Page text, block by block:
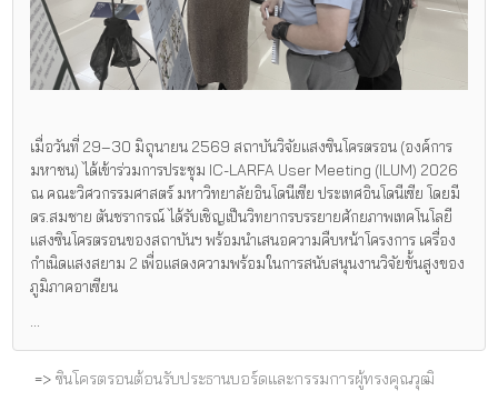
เมื่อวันที่ 29–30 มิถุนายน 2569 สถาบันวิจัยแสงซินโครตรอน (องค์การ
มหาชน) ได้เข้าร่วมการประชุม IC-LARFA User Meeting (ILUM) 2026
ณ คณะวิศวกรรมศาสตร์ มหาวิทยาลัยอินโดนีเซีย ประเทศอินโดนีเซีย โดยมี
ดร.สมชาย ตันชรากรณ์ ได้รับเชิญเป็นวิทยากรบรรยายศักยภาพเทคโนโลยี
แสงซินโครตรอนของสถาบันฯ พร้อมนำเสนอความคืบหน้าโครงการ เครื่อง
กำเนิดแสงสยาม 2 เพื่อแสดงความพร้อมในการสนับสนุนงานวิจัยขั้นสูงของ
ภูมิภาคอาเซียน
...
=> ซินโครตรอนต้อนรับประธานบอร์ดและกรรมการผู้ทรงคุณวุฒิ